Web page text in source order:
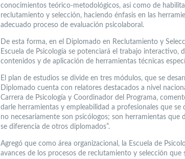
conocimientos teórico-metodológicos, así como de
reclutamiento y selección, haciendo énfasis en las
adecuado proceso de evaluación psicolaboral.
De esta forma, en el Diplomado en Reclutamiento y
Escuela de Psicología se potenciará el trabajo interactivo,
contenidos y de aplicación de herramientas técnicas
El plan de estudios se divide en tres módulos, que se
Diplomado cuenta con relatores destacados a nivel
Carrera de Psicología y Coordinador del Programa,
darle herramientas y empleabilidad a profesionales que se
no necesariamente son psicólogos; son herramientas
se diferencia de otros diplomados”.
Agregó que como área organizacional, la Escuela de
avances de los procesos de reclutamiento y selección que